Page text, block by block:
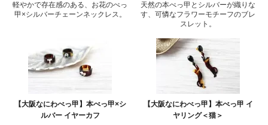
軽やかで存在感のある、お花のべっ
甲×シルバーチェーンネックレス。
天然の本べっ甲とシルバーが織りな
す、可憐なフラワーモチーフのブレ
スレット。
【大阪なにわべっ甲】本べっ甲×シ
ルバー イヤーカフ
【大阪なにわべっ甲】本べっ甲 イ
ヤリング＜猫＞